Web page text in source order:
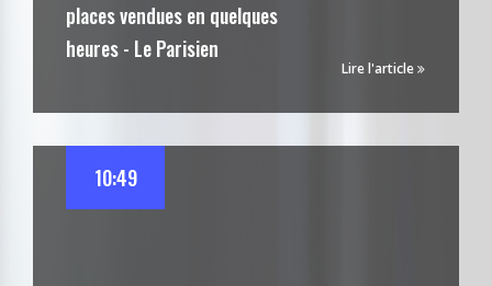
places vendues en quelques
heures - Le Parisien
Lire l'article
10:49